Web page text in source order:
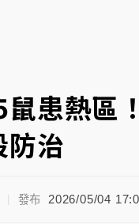
鼠患熱區
防治
發布 2026/05/04